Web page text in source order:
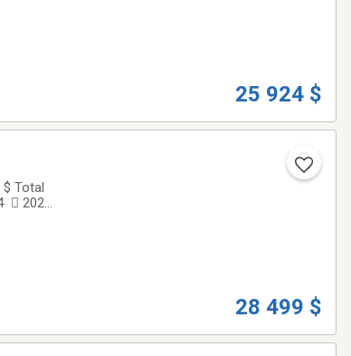
25 924 $
Total
 2026
28 499 $